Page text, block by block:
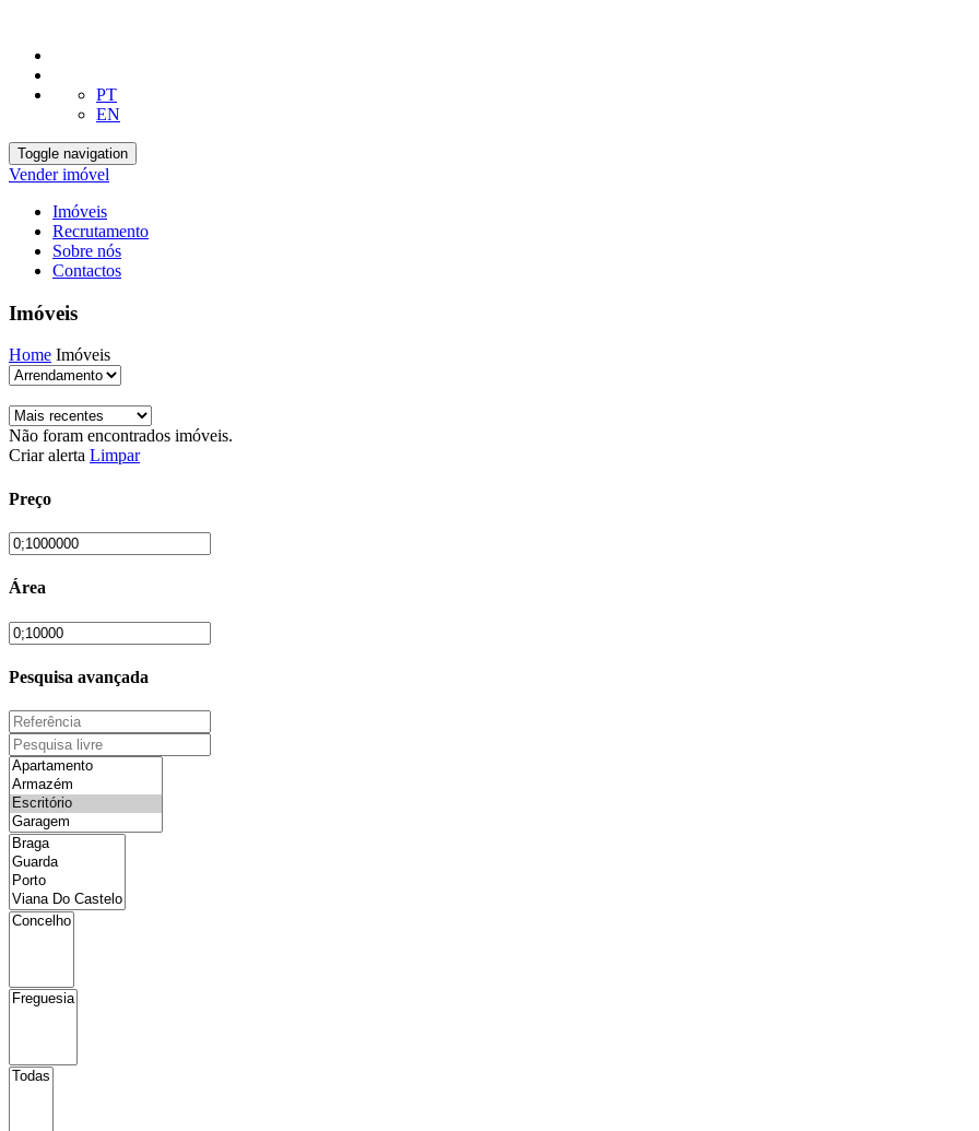
PT
EN
Toggle navigation
Vender imóvel
Imóveis
Recrutamento
Sobre nós
Contactos
Imóveis
Home Imóveis
Não foram encontrados imóveis.
Criar alerta Limpar
Preço
Área
Pesquisa avançada